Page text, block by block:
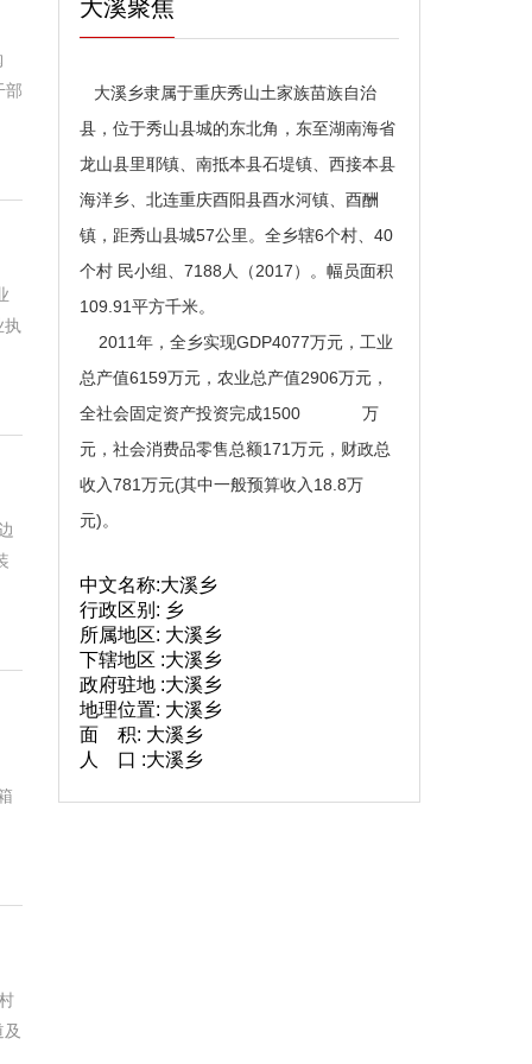
部
大溪聚焦
大溪乡隶属于重庆秀山土家族苗族自治
县，位于秀山县城的东北角，东至湖南海省
龙山县里耶镇、南抵本县石堤镇、西接本县
海洋乡、北连重庆酉阳县酉水河镇、酉酬
镇，距秀山县城57公里。全乡辖6个村、40
个村 民小组、7188人（2017）。幅员面积
109.91平方千米。
2011年，全乡实现GDP4077万元，工业
总产值6159万元，农业总产值2906万元，
全社会固定资产投资完成1500 万
元，社会消费品零售总额171万元，财政总
收入781万元(其中一般预算收入18.8万
元)。
中文名称:大溪乡
行政区别: 乡
所属地区: 大溪乡
下辖地区 :大溪乡
政府驻地 :大溪乡
地理位置: 大溪乡
面 积: 大溪乡
人 口 :大溪乡